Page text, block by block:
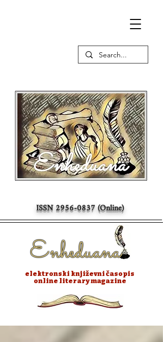
ISSN2956-0837(Online)
Enheduana
elektronski književni časopis
online literary magazine